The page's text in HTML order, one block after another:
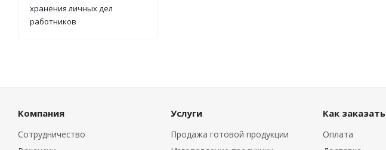
хранения личных дел
работников
Компания
Сотрудничество
Услуги
Продажа готовой продукции
Как заказать
Оплата